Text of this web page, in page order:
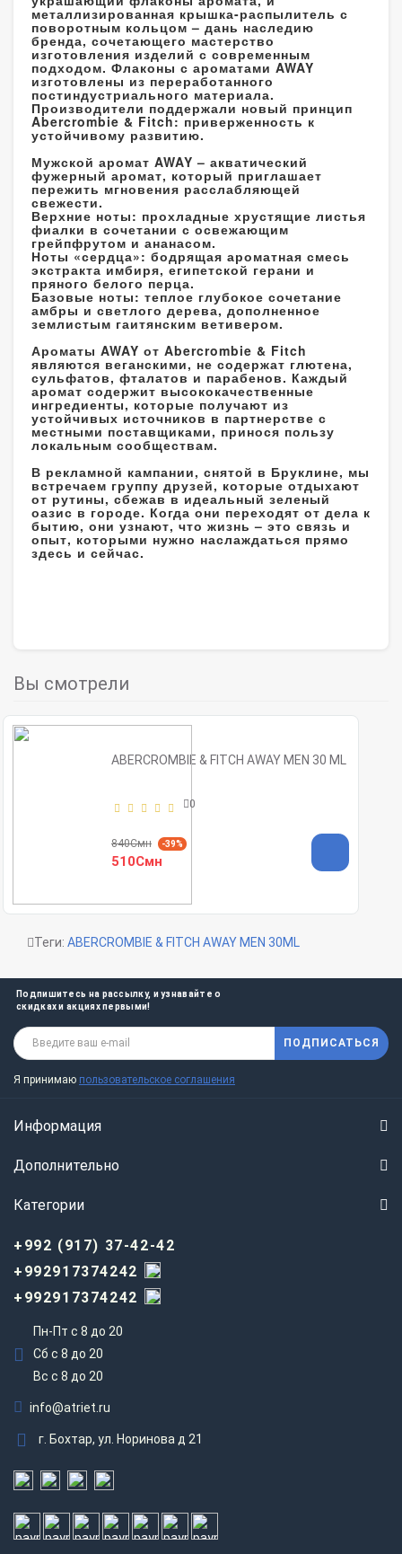
металлизированная крышка-распылитель с
поворотным кольцом – дань наследию
бренда, сочетающего мастерство
изготовления изделий с современным
подходом. Флаконы с ароматами AWAY
изготовлены из переработанного
постиндустриального материала.
Производители поддержали новый принцип
Abercrombie & Fitch: приверженность к
устойчивому развитию.
Мужской аромат AWAY – акватический
фужерный аромат, который приглашает
пережить мгновения расслабляющей
свежести.
Верхние ноты: прохладные хрустящие листья
фиалки в сочетании с освежающим
грейпфрутом и ананасом.
Ноты «сердца»: бодрящая ароматная смесь
экстракта имбиря, египетской герани и
пряного белого перца.
Базовые ноты: теплое глубокое сочетание
амбры и светлого дерева, дополненное
землистым гаитянским ветивером.
Ароматы AWAY от Abercrombie & Fitch
являются веганскими, не содержат глютена,
сульфатов, фталатов и парабенов. Каждый
аромат содержит высококачественные
ингредиенты, которые получают из
устойчивых источников в партнерстве с
местными поставщиками, принося пользу
локальным сообществам.
В рекламной кампании, снятой в Бруклине, мы
встречаем группу друзей, которые отдыхают
от рутины, сбежав в идеальный зеленый
оазис в городе. Когда они переходят от дела к
бытию, они узнают, что жизнь – это связь и
опыт, которыми нужно наслаждаться прямо
здесь и сейчас.
Вы смотрели
ABERCROMBIE & FITCH AWAY MEN 30 ML
0
840Смн -39%
510Смн
Теги: ABERCROMBIE & FITCH AWAY MEN 30ML
Подпишитесь на рассылку, и узнавайте о
скидках и акциях первыми!
ПОДПИСАТЬСЯ
Я принимаю пользовательское соглашения
Информация
Дополнительно
Категории
+992 (917) 37-42-42
+992917374242
+992917374242
Пн-Пт с 8 до 20
Сб с 8 до 20
Вс c 8 до 20
info@atriet.ru
г. Бохтар, ул. Норинова д 21